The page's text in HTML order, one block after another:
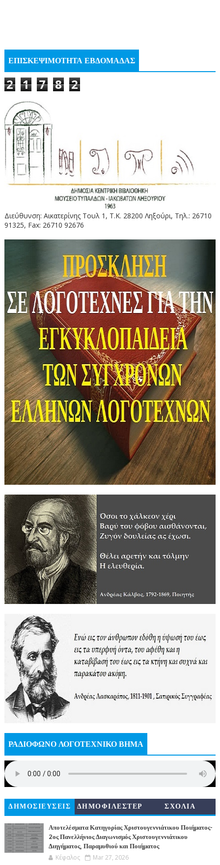
ΕΠΙΣΚΕΨΙΜΟΤΗΤΑ ΕΒΔΟΜΑΔΑΣ
2 1 7 8 2
Διεύθυνση: Αικατερίνης Τουλ 1, Τ.Κ. 28200 Ληξούρι, Τηλ.: 26710
91325, Fax: 26710 92676
ΡΑΔΙΟΦΩΝΟ ΛΟΓΟΤΕΧΝΙΚΟ ΒΗΜΑ
ΔΗΜΟΣΙΕΥΣΕΙΣ
ΔΗΜΟΦΙΛΕΣΤΕΡ
ΣΧΟΛΙΑ
Αποτελέσματα Κατηγορίας Χριστουγεννιάτικου Ποιήματος-
2ος Πανελλήνιος Διαγωνισμός Χριστουγεννιάτικου
Διηγήματος, Παραμυθιού και Ποιήματος
Κέφαλος Mar 27, 2026